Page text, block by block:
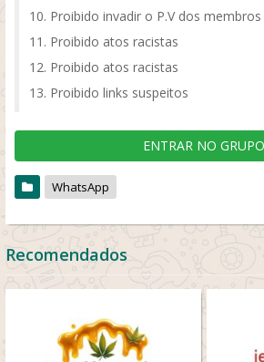
Proibido invadir o P.V dos
Proibido atos racistas
Proibido atos racistas
Proibido links suspeitos
ENTRAR NO GRUPO
WhatsApp
Recomendados